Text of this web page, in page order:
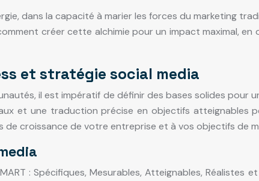
dans la capacité à marier les forces du marketing
créer cette alchimie pour un impact maximal,
et stratégie social media
il est impératif de définir des bases solides pour
et une traduction précise en objectifs atteignables
croissance de votre entreprise et à vos objectifs de
: Spécifiques, Mesurables, Atteignables, Réalistes